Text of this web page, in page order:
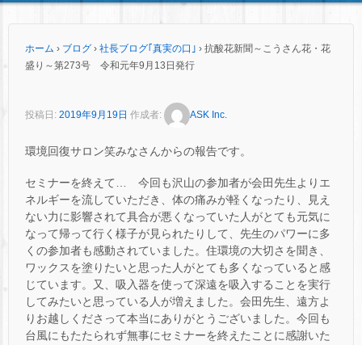
ホーム › ブログ › 社長ブログ｢真実の口｣ › 抗酸花新聞～こうさん花・花
盛り～第273号 令和元年9月13日発行
投稿日: 2019年9月19日 作成者: ASK Inc.
環境回復サロン笑みなさんからの報告です。
セミナーを終えて… 今回も沢山の参加者が会田先生よりエ
ネルギーを流していただき、体の痛みが軽くなったり、見え
ない力に影響されて具合が悪くなっていた人がとても元気に
なって帰って行く様子が見られたりして、先生のパワーに多
くの参加者も感動されていました。住環境の大切さを聞き、
ワックスを塗りたいと思った人がとても多くなっていると感
じています。又、吸入器を使って深遠を吸入することを実行
してみたいと思っている人が増えました。会田先生、遠方よ
りお越しくださって本当にありがとうございました。今回も
台風にもたたられず無事にセミナーを終えたことに感謝いた